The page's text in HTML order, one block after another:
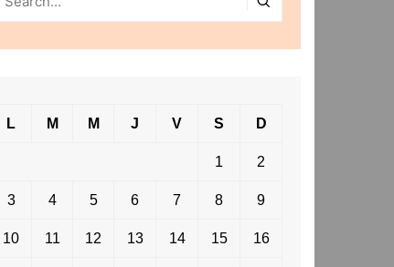
L M M J V S D
1 2
3 4 5 6 7 8 9
10 11 12 13 14 15 16